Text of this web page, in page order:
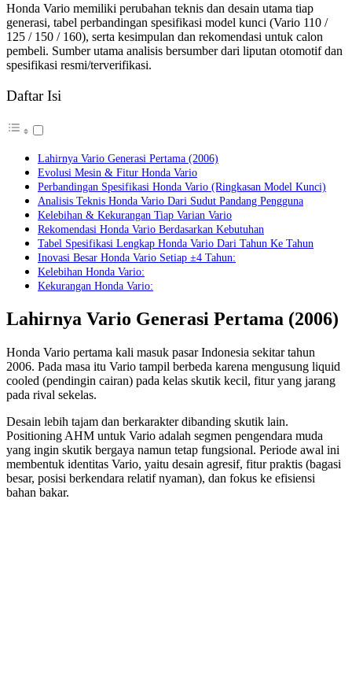
Honda Vario memiliki perubahan teknis dan desain utama tiap
generasi, tabel perbandingan spesifikasi model kunci (Vario 110 /
125 / 150 / 160), serta kesimpulan dan rekomendasi untuk calon
pembeli. Sumber utama analisis bersumber dari liputan otomotif dan
spesifikasi resmi/terverifikasi.
Daftar Isi
Lahirnya Vario Generasi Pertama (2006)
Evolusi Mesin & Fitur Honda Vario
Perbandingan Spesifikasi Honda Vario (Ringkasan Model Kunci)
Analisis Teknis Honda Vario Dari Sudut Pandang Pengguna
Kelebihan & Kekurangan Tiap Varian Vario
Rekomendasi Honda Vario Berdasarkan Kebutuhan
Tabel Spesifikasi Lengkap Honda Vario Dari Tahun Ke Tahun
Inovasi Besar Honda Vario Setiap ±4 Tahun:
Kelebihan Honda Vario:
Kekurangan Honda Vario:
Lahirnya Vario Generasi Pertama (2006)
Honda Vario pertama kali masuk pasar Indonesia sekitar tahun
2006. Pada masa itu Vario tampil berbeda karena mengusung liquid
cooled (pendingin cairan) pada kelas skutik kecil, fitur yang jarang
pada rival sekelas.
Desain lebih tajam dan berkarakter dibanding skutik lain.
Positioning AHM untuk Vario adalah segmen pengendara muda
yang ingin skutik bergaya namun tetap fungsional. Periode awal ini
membentuk identitas Vario, yaitu desain agresif, fitur praktis (bagasi
besar, posisi berkendara relatif nyaman), dan fokus ke efisiensi
bahan bakar.